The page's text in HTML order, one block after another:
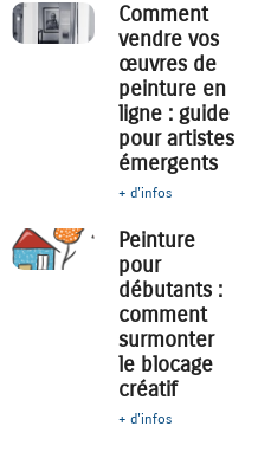
Comment
vendre vos
œuvres de
peinture en
ligne : guide
pour artistes
émergents
+ d'infos
Peinture
pour
débutants :
comment
surmonter
le blocage
créatif
+ d'infos